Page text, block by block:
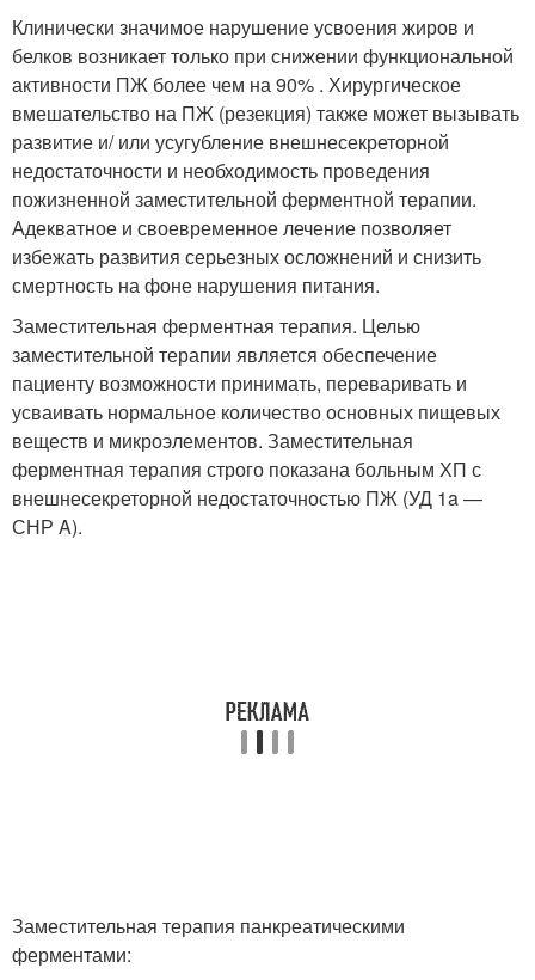
Клинически значимое нарушение усвоения жиров и
белков возникает только при снижении функциональной
активности ПЖ более чем на 90% . Хирургическое
вмешательство на ПЖ (резекция) также может вызывать
развитие и/ или усугубление внешнесекреторной
недостаточности и необходимость проведения
пожизненной заместительной ферментной терапии.
Адекватное и своевременное лечение позволяет
избежать развития серьезных осложнений и снизить
смертность на фоне нарушения питания.
Заместительная ферментная терапия. Целью
заместительной терапии является обеспечение
пациенту возможности принимать, переваривать и
усваивать нормальное количество основных пищевых
веществ и микроэлементов. Заместительная
ферментная терапия строго показана больным ХП с
внешнесекреторной недостаточностью ПЖ (УД 1a —
СНР A).
Заместительная терапия панкреатическими
ферментами: